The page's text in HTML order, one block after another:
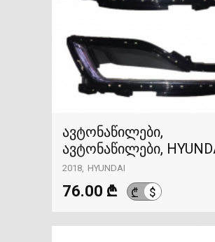
ავტონაწილები,
ავტონაწილები,
2018 HYUNDAI
76.00 ₾ ₾ $